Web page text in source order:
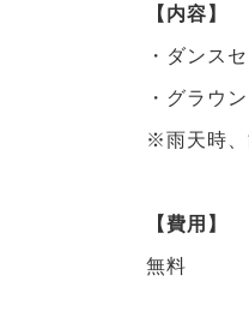
【内容】
・ダンス
・グラウ
※雨天時、
【費用】
無料